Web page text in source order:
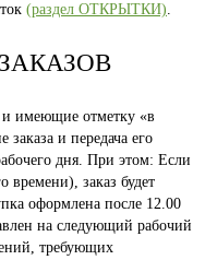
(раздел ОТКРЫТКИ).
и имеющие отметку «в
и передача его
дня. При этом: Если
времени), заказ будет
оформлена после 12.00
на следующий рабочий
требующих